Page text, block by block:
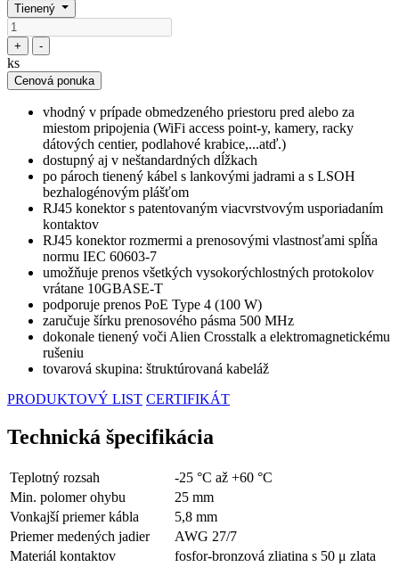
Tienený
+ -
ks
Cenová ponuka
vhodný v prípade obmedzeného priestoru pred alebo za
miestom pripojenia (WiFi access point-y, kamery, racky
dátových centier, podlahové krabice,...atď.)
dostupný aj v neštandardných dĺžkach
po pároch tienený kábel s lankovými jadrami a s LSOH
bezhalogénovým plášťom
RJ45 konektor s patentovaným viacvrstvovým usporiadaním
kontaktov
RJ45 konektor rozmermi a prenosovými vlastnosťami spĺňa
normu IEC 60603-7
umožňuje prenos všetkých vysokorýchlostných protokolov
vrátane 10GBASE-T
podporuje prenos PoE Type 4 (100 W)
zaručuje šírku prenosového pásma 500 MHz
dokonale tienený voči Alien Crosstalk a elektromagnetickému
rušeniu
tovarová skupina: štruktúrovaná kabeláž
PRODUKTOVÝ LIST CERTIFIKÁT
Technická špecifikácia
Teplotný rozsah
-25 °C až +60 °C
Min. polomer ohybu
25 mm
Vonkajší priemer kábla
5,8 mm
Priemer medených jadier
AWG 27/7
Materiál kontaktov
fosfor-bronzová zliatina s 50 μ zlata